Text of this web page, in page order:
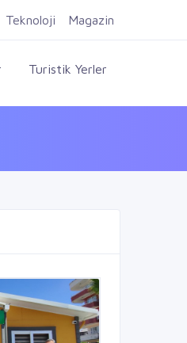
Kayıt Ol Giriş Yap
Turistik Yerler
Teknoloji Magazin